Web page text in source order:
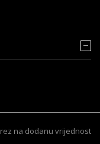
na dodanu vrijednost